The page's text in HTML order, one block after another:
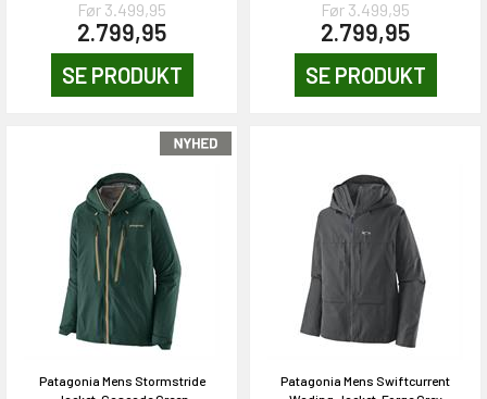
Før 3.499,95
2.799,95
SE PRODUKT
Før 3.499,95
2.799,95
SE PRODUKT
Patagonia Mens Stormstride
Patagonia Mens Swiftcurrent